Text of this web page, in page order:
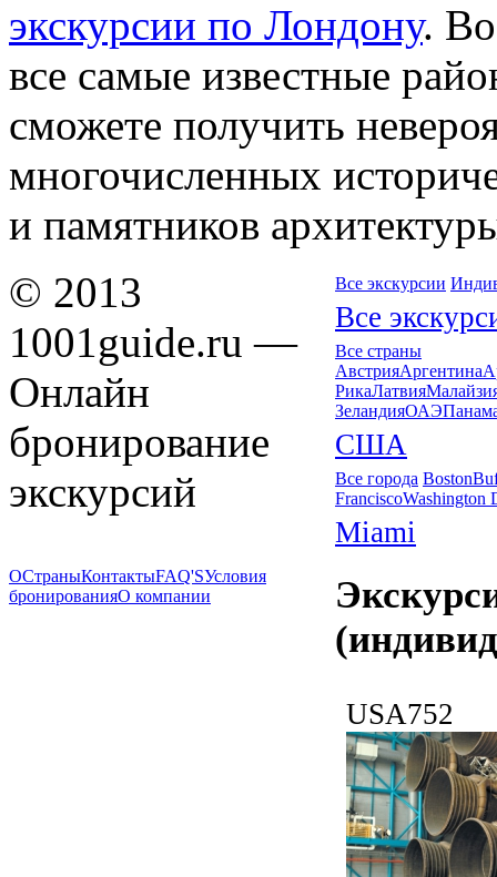
экскурсии по Лондону.
все самые известные
сможете получить
многочисленных
и памятников
Все экскурсии
Все
Все страны
АвстрияАргентина
РикаЛатвия
ЗеландияОАЭ
США
Все города Boston
FranciscoWashington
Miami
USA752
© 2013
1001guide.ru —
Онлайн
бронирование
экскурсий
ОСтраныКонтактыFAQ'SУсловия
бронированияО компании